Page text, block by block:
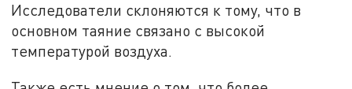
Исследователи склоняются к тому, что в
основном таяние связано с высокой
температурой воздуха.